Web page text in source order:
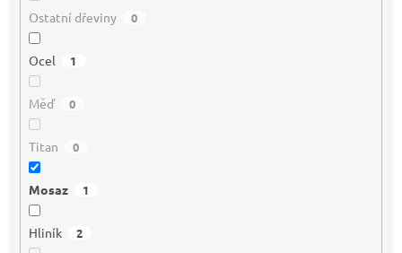
Ostatní dřeviny 0
Ocel 1
Měď 0
Titan 0
Mosaz 1
Hliník 2